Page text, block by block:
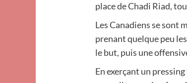
place de Chadi Riad,
Les Canadiens se sont
prenant quelque peu
le but, puis une
En exerçant un